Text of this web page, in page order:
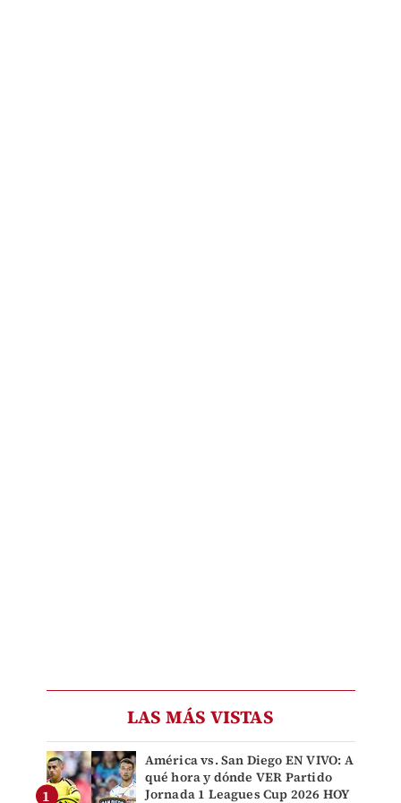
LAS MÁS VISTAS
América vs. San Diego EN VIVO: A
qué hora y dónde VER Partido
Jornada 1 Leagues Cup 2026 HOY